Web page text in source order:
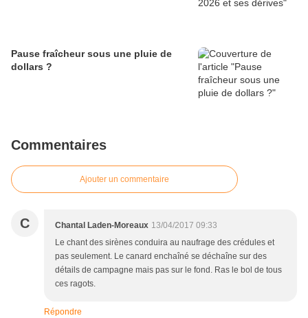
Pause fraîcheur sous une pluie de
dollars ?
Commentaires
Ajouter un commentaire
C Chantal Laden-Moreaux 13/04/2017 09:33
Le chant des sirènes conduira au naufrage des crédules et
pas seulement. Le canard enchaîné se déchaîne sur des
détails de campagne mais pas sur le fond. Ras le bol de tous
ces ragots.
Répondre